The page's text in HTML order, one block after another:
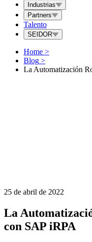
Industrias
Partners
Talento
SEIDOR
Home >
Blog >
La Automatización
25 de abril de 2022
La
con SAP iRPA